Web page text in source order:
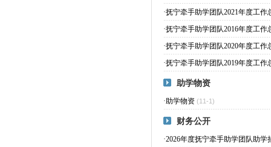
·抚宁牵手助学团队2021年度工作
·抚宁牵手助学团队2016年度工作
·抚宁牵手助学团队2020年度工作
·抚宁牵手助学团队2019年度工作
助学物资
·助学物资 (11-1)
财务公开
·2026年度抚宁牵手助学团队助学